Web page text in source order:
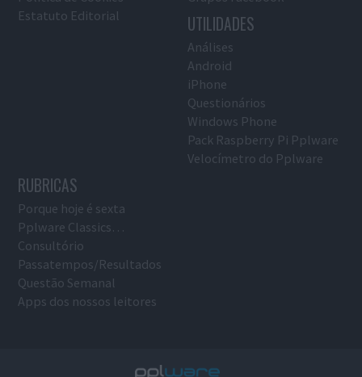
Estatuto Editorial
UTILIDADES
Análises
Android
iPhone
Questionários
Windows Phone
Pack Raspberry Pi Pplware
Velocímetro do Pplware
RUBRICAS
Porque hoje é sexta
Pplware Classics…
Consultório
Passatempos/Resultados
Questão Semanal
Apps dos nossos leitores